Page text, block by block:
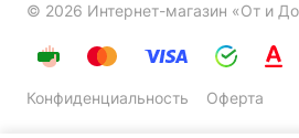
© 2026 Интернет-магазин «От и
Конфиденциальность Оферта